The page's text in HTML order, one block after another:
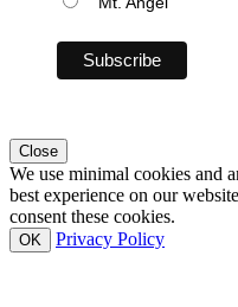
Close
We use minimal cookies and
best experience on our
consent these cookies.
OK Privacy Policy